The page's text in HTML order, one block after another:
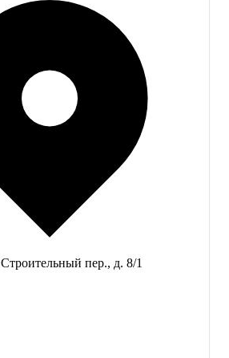
Строительный пер., д. 8/1